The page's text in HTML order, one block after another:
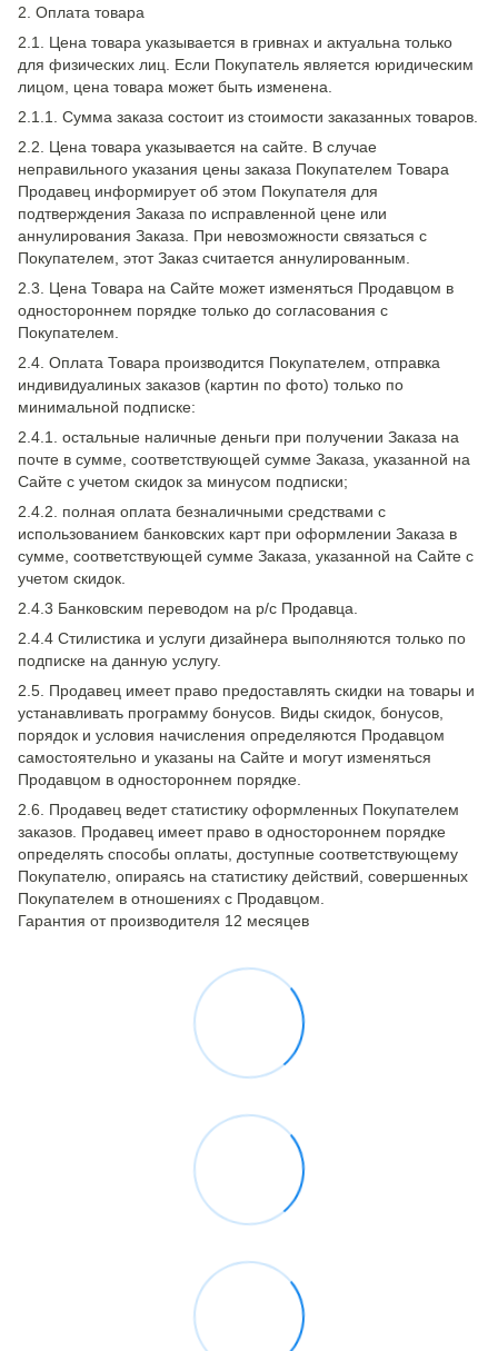
2. Оплата товара
2.1. Цена товара указывается в гривнах и актуальна только
для физических лиц. Если Покупатель является юридическим
лицом, цена товара может быть изменена.
2.1.1. Сумма заказа состоит из стоимости заказанных товаров.
2.2. Цена товара указывается на сайте. В случае
неправильного указания цены заказа Покупателем Товара
Продавец информирует об этом Покупателя для
подтверждения Заказа по исправленной цене или
аннулирования Заказа. При невозможности связаться с
Покупателем, этот Заказ считается аннулированным.
2.3. Цена Товара на Сайте может изменяться Продавцом в
одностороннем порядке только до согласования с
Покупателем.
2.4. Оплата Товара производится Покупателем, отправка
индивидуалиных заказов (картин по фото) только по
минимальной подписке:
2.4.1. остальные наличные деньги при получении Заказа на
почте в сумме, соответствующей сумме Заказа, указанной на
Сайте с учетом скидок за минусом подписки;
2.4.2. полная оплата безналичными средствами с
использованием банковских карт при оформлении Заказа в
сумме, соответствующей сумме Заказа, указанной на Сайте с
учетом скидок.
2.4.3 Банковским переводом на р/с Продавца.
2.4.4 Стилистика и услуги дизайнера выполняются только по
подписке на данную услугу.
2.5. Продавец имеет право предоставлять скидки на товары и
устанавливать программу бонусов. Виды скидок, бонусов,
порядок и условия начисления определяются Продавцом
самостоятельно и указаны на Сайте и могут изменяться
Продавцом в одностороннем порядке.
2.6. Продавец ведет статистику оформленных Покупателем
заказов. Продавец имеет право в одностороннем порядке
определять способы оплаты, доступные соответствующему
Покупателю, опираясь на статистику действий, совершенных
Покупателем в отношениях с Продавцом.
Гарантия от производителя 12 месяцев